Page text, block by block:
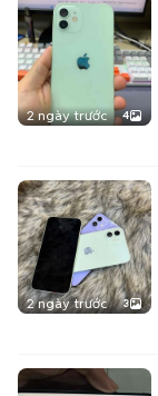
2 ngày trước 4
2 ngày trước 3